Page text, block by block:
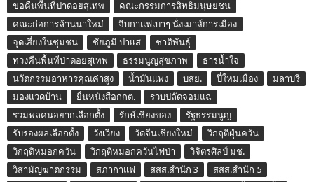
ขอคืนพื้นที่ป่าดอยสุเทพ
คณะกรรมการสิทธิมนุษยชน
คณะก่อการล้านนาใหม่
จิบกาแฟเบาๆ นั่งเมาส์การเมือง
จุดเสี่ยงในชุมชน
ชัยภูมิ ป่าแส
ชาติพันธุ์
ทวงคืนพื้นที่ป่าดอยสุเทพ
ธรรมนูญสุขภาพ
ธารน้ำใจ
นวัตกรรมอาหารคุณค่าสูง
น้ำมันแพง บสย. ปี๋ใหม่เมือง
มลาบรี
มองแวดบ้าน
ยื่นหนังสือกกต.
รวบปลัดจอมแฉ
รวมพลคนอยากเลือกตั้ง
รักษ์เชียงของ
รัฐธรรมนูญ
รับรองผลเลือกตั้ง
วังเวียง วัดจีนเชียงใหม่
วิกฤติฝุ่นควัน
วิกฤติหมอกควัน
วิกฤติหมอกควันไฟป่า
วิจิตรศิลป์ มช.
วิสามัญฆาตกรรม
สภากาแฟ สสส.สำนัก 3
สสส.สำนัก 5